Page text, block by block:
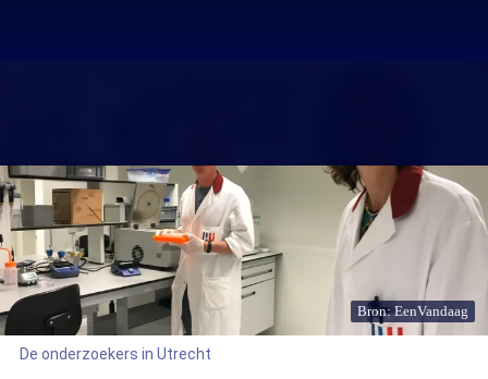
Bron: EenVandaag
De onderzoekers in Utrecht